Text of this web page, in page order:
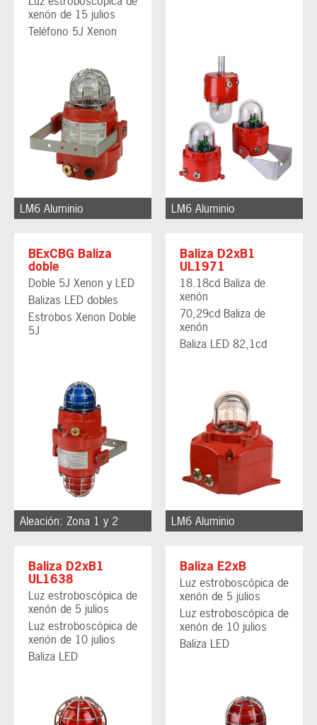
xenón de 15 julios
Teléfono 5J Xenon
LM6 Aluminio LM6 Aluminio
BExCBG Baliza
doble
Doble 5J Xenon y LED
Balizas LED dobles
Estrobos Xenon Doble
5J
Aleación: Zona 1 y 2
Baliza D2xB1
UL1971
18.18cd Baliza de
xenón
70,29cd Baliza de
xenón
Baliza LED 82,1cd
LM6 Aluminio
Baliza D2xB1
UL1638
Luz estroboscópica de
xenón de 5 julios
Luz estroboscópica de
xenón de 10 julios
Baliza LED
Baliza E2xB
Luz estroboscópica de
xenón de 5 julios
Luz estroboscópica de
xenón de 10 julios
Baliza LED